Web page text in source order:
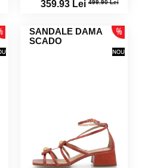
359.93 Lei499.90 Lei
SANDALE DAMA
SCADO